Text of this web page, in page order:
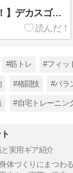
【筋トレのやる気アップ！】デカスゴ筋肉ボディビルダー達の肉体改造ビフォーアフター
#筋トレ #フィッ
#格闘技 #バラ
#自宅トレーニン
実用ギア紹介
体づくりにまつわ